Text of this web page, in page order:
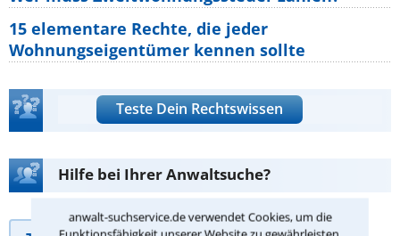
anwalt-suchservice.de verwendet Cookies, um die
15 elementare Rechte, die jeder
Wohnungseigentümer kennen sollte
Teste Dein Rechtswissen
Hilfe bei Ihrer Anwaltsuche?